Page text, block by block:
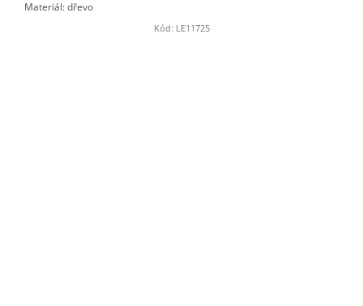
Materiál: dřevo
Kód: LE11725